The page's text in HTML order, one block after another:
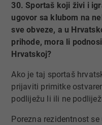
30. Sportaš koji živi i
ugovor sa klubom na
sve obveze, a u
prihode, mora li
Hrvatskoj?
Ako je taj sportaš
prijaviti primitke
podliježu li ili ne
Porezna rezidentnost